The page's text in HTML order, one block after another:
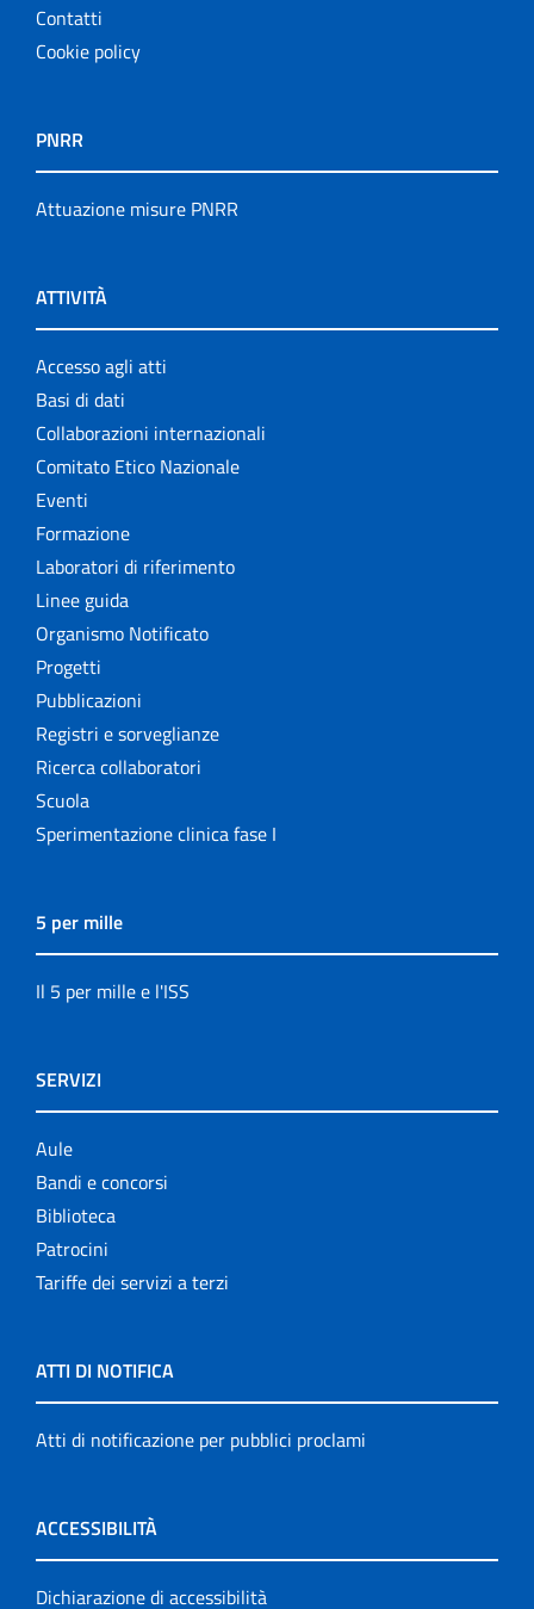
Contatti
Cookie policy
PNRR
Attuazione misure PNRR
ATTIVITÀ
Accesso agli atti
Basi di dati
Collaborazioni internazionali
Comitato Etico Nazionale
Eventi
Formazione
Laboratori di riferimento
Linee guida
Organismo Notificato
Progetti
Pubblicazioni
Registri e sorveglianze
Ricerca collaboratori
Scuola
Sperimentazione clinica fase I
5 per mille
Il 5 per mille e l'ISS
SERVIZI
Aule
Bandi e concorsi
Biblioteca
Patrocini
Tariffe dei servizi a terzi
ATTI DI NOTIFICA
Atti di notificazione per pubblici proclami
ACCESSIBILITÀ
Dichiarazione di accessibilità